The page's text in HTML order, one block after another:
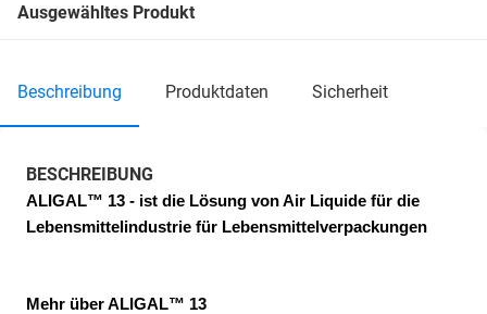
Ausgewähltes Produkt
beschreibung produktdaten sicherheit
BESCHREIBUNG
ALIGAL™ 13 - ist die Lösung von Air Liquide für die
Lebensmittelindustrie für Lebensmittelverpackungen
Mehr über ALIGAL™ 13